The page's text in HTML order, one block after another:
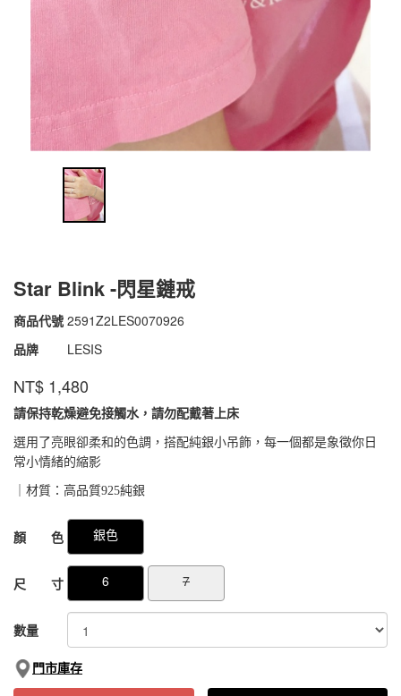
Star Blink -閃星鏈戒
商品代號 2591Z2LES0070926
2591Z2LES0070926
品牌
LESIS
NT$ 1,480
請保持乾燥避免接觸水，請勿配戴著上床
選用了亮眼卻柔和的色調，搭配純銀小吊飾，每一個都是象徵你日
常小情緒的縮影
｜材質：高品質925純銀
GOODS000000000000051070442
顏 色 銀色
尺 寸 6 7
數量
門市庫存